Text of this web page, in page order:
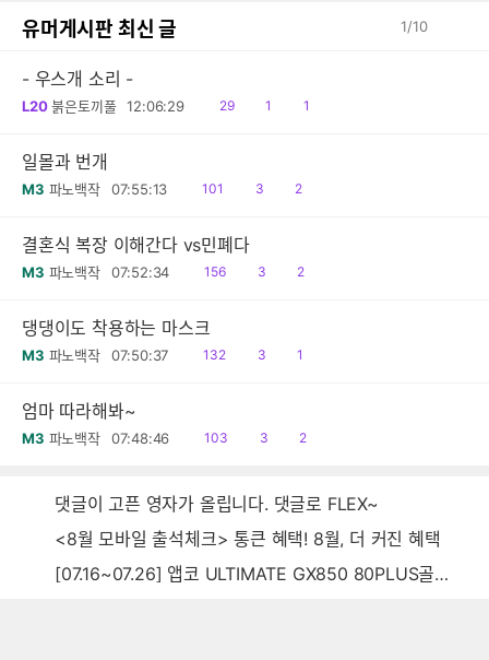
유머게시판 최신 글 1/10
- 우스개 소리 -
L20 붉은토끼풀 12:06:29
읽
29
공1
댓1
일몰과 번개
M3 파노백작 07:55:13
읽
101
공
3
댓
2
결혼식 복장 이해간다 vs민폐다
M3 파노백작 07:52:34
읽
156
공
3
댓
2
댕댕이도 착용하는 마스크
M3 파노백작 07:50:37
읽
132
공
3
댓1
엄마 따라해봐~
M3 파노백작 07:48:46
읽
103
공
3
댓
2
댓글이 고픈 영자가 올립니다. 댓글로 FLEX~
<8월 모바일 출석체크> 통큰 혜택! 8월, 더 커진 혜택
[07.16~07.26] 앱코 ULTIMATE GX850 80PLUS골드 풀모듈러 ATX3.0 블랙